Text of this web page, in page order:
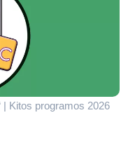
| Kitos programos 2026